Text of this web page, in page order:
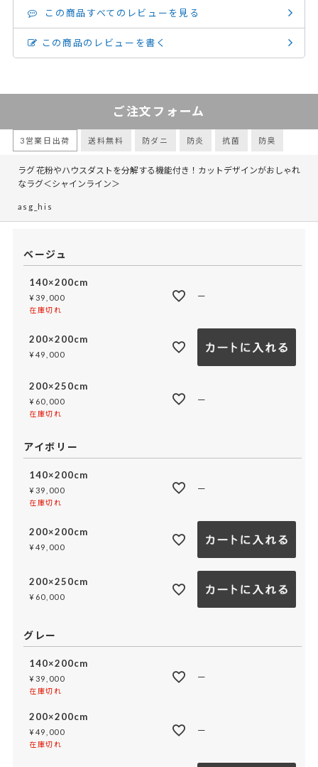
この商品すべてのレビューを見る
この商品のレビューを書く
ご注文フォーム
3営業日出荷 送料無料 防ダニ 防炎 抗菌 防臭
ラグ 花粉やハウスダストを分解する機能付き！カットデザインがおしゃれ
なラグ＜シャインライン＞
asg_his
ベージュ
140×200cm
¥ 39,000
在庫切れ
—
200×200cm
¥ 49,000
200×250cm
¥ 60,000
在庫切れ
—
アイボリー
140×200cm
¥ 39,000
在庫切れ
—
200×200cm
¥ 49,000
200×250cm
¥ 60,000
グレー
140×200cm
¥ 39,000
在庫切れ
—
200×200cm
¥ 49,000
在庫切れ
—